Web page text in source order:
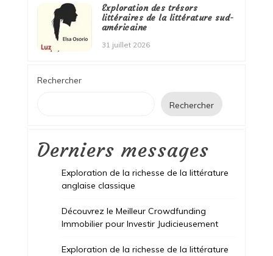
Exploration des trésors
littéraires de la littérature sud-
américaine
31 juillet 2026
Rechercher
Rechercher
Derniers messages
Exploration de la richesse de la littérature
anglaise classique
Découvrez le Meilleur Crowdfunding
Immobilier pour Investir Judicieusement
Exploration de la richesse de la littérature